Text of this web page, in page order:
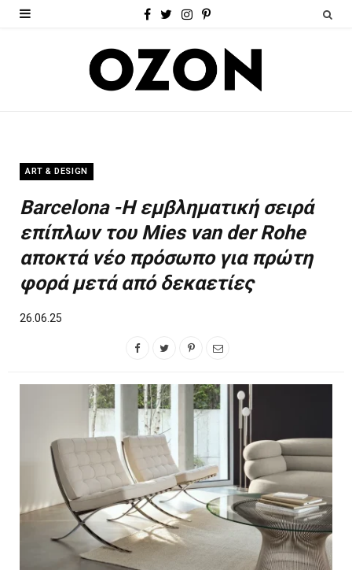
F
k
T
i
I
a
m
P
s
t
ART & DESIGN
Barcelona -Η εμβληματική σειρά
επίπλων του Mies van der Rohe
αποκτά νέο πρόσωπο για πρώτη
φορά μετά από δεκαετίες
26.06.25